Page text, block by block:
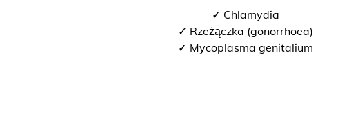
✓ Chlamydia
✓ Rzeżączka (gonorrhoea)
✓ Mycoplasma genitalium